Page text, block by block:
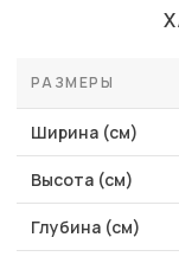
РАЗМЕРЫ
Ширина (см)
Высота (см)
Глубина (см)